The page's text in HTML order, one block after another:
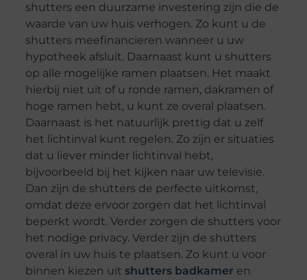
shutters een duurzame investering zijn die de
waarde van uw huis verhogen. Zo kunt u de
shutters meefinancieren wanneer u uw
hypotheek afsluit. Daarnaast kunt u shutters
op alle mogelijke ramen plaatsen. Het maakt
hierbij niet uit of u ronde ramen, dakramen of
hoge ramen hebt, u kunt ze overal plaatsen.
Daarnaast is het natuurlijk prettig dat u zelf
het lichtinval kunt regelen. Zo zijn er situaties
dat u liever minder lichtinval hebt,
bijvoorbeeld bij het kijken naar uw televisie.
Dan zijn de shutters de perfecte uitkomst,
omdat deze ervoor zorgen dat het lichtinval
beperkt wordt. Verder zorgen de shutters voor
het nodige privacy. Verder zijn de shutters
overal in uw huis te plaatsen. Zo kunt u voor
binnen kiezen uit shutters badkamer en